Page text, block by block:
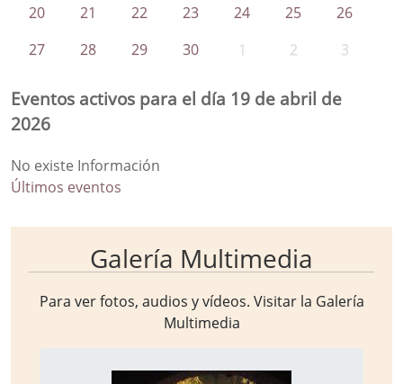
20 21 22 23 24 25
26
27
28 29 30 1 2 3
Eventos activos para el día 19 de abril de
2026
No existe Información
Últimos eventos
Galería Multimedia
Para ver fotos, audios y vídeos. Visitar la Galería
Multimedia